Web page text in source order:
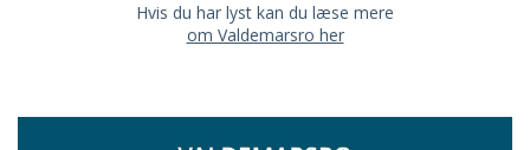
Hvis du har lyst kan du læse mere
om Valdemarsro her